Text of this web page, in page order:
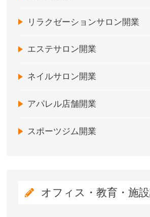
リラクゼーションサロン開業
エステサロン開業
ネイルサロン開業
アパレル店舗開業
スポーツジム開業
オフィス・教育・施